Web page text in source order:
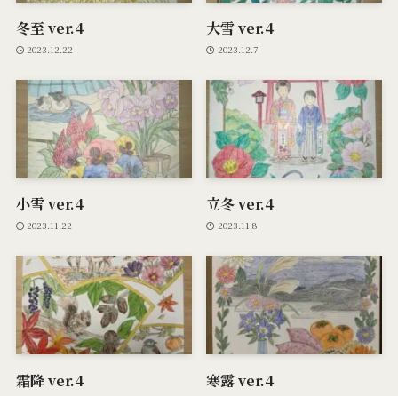
冬至 ver.4
2023.12.22
大雪 ver.4
2023.12.7
小雪 ver.4
2023.11.22
立冬 ver.4
2023.11.8
霜降 ver.4 寒露 ver.4